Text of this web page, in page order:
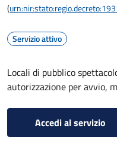
(
Servizio attivo
Locali di pubblico
autorizzazione per avvio,
Accedi al servizio